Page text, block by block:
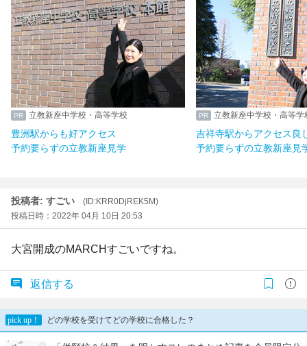
立教新座中学校・高等学校
豊洲駅からも好アクセス
予約要らずの立教新座見学
立教新座中学校・高等学
吉祥寺駅からアクセス良
予約要らずの立教新座見
投稿者: すごい
(ID:KRR0DjREK5M)
投稿日時：2022年 04月 10日 20:53
大宮開成のMARCHすごいですね。
返信する